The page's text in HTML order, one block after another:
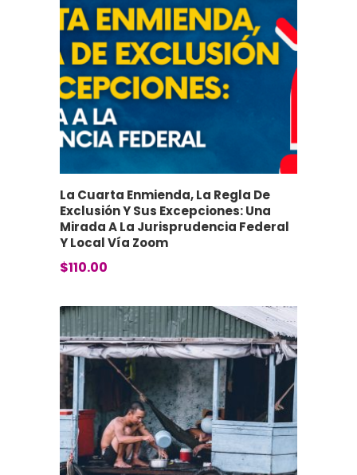
La Cuarta Enmienda, La Regla De
Exclusión Y Sus Excepciones: Una
Mirada A La Jurisprudencia Federal
Y Local Vía Zoom
$110.00